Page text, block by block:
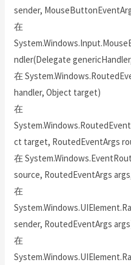
sender,
在
ndler(Delegate
在
handler, Object target)
在
ct target, RoutedEventArgs
在
source, RoutedEventArgs
在
sender, RoutedEventArgs
在